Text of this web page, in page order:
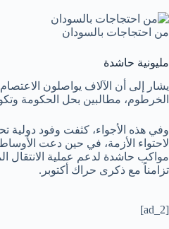
من احتجاجات بالسودان
مليونية حاشدة
يشار إلى أن الآلاف يواصلون
الخرطوم، مطالبين بحل الحكومة
وفي هذه الأجواء، كثفت وفود دولية
لاحتواء الأزمة، في حين دعت
مواكب حاشدة لدعم عملية الانتقال
تزامناً مع ذكرى حراك أكتوبر.
[ad_2]